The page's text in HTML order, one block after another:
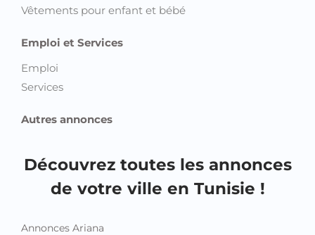
Vêtements pour enfant et bébé
Emploi et Services
Emploi
Services
Autres annonces
Découvrez toutes les annonces
de votre ville en Tunisie !
Annonces Ariana